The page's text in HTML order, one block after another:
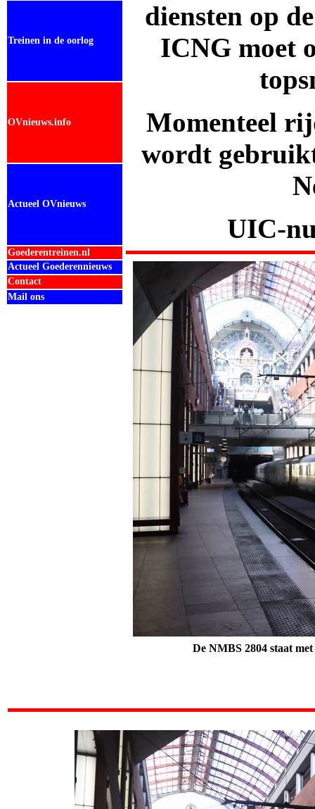
diensten op
ICNG moet
Momenteel
wordt
UIC-
Treinen in de oorlog
OVnieuws.info
Actueel OVnieuws
Goederentreinen.nl
Actueel Goederennieuws
Contact
Mail ons
De NMBS 2804 staat